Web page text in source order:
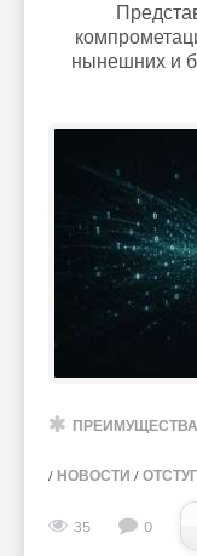
нынешних и
/ НОВОСТИ /
35 0